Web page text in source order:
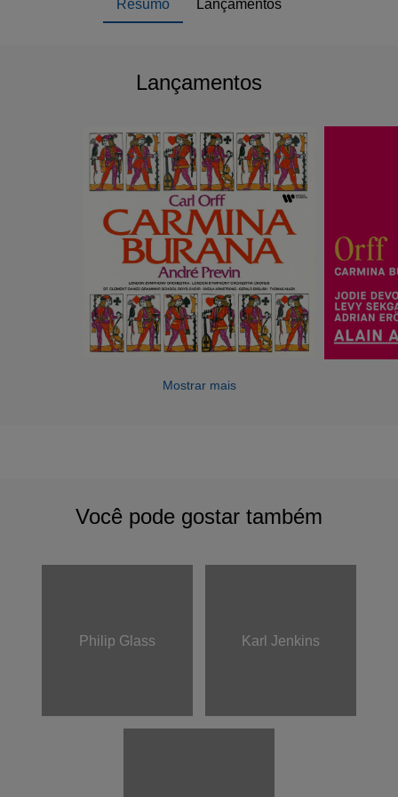
Resumo Lançamentos
Lançamentos
Mostrar mais
Você pode gostar também
Philip Glass Karl Jenkins